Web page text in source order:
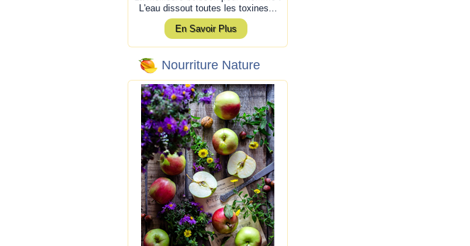
L'eau dissout toutes les toxines...
En Savoir Plus
Nourriture Nature